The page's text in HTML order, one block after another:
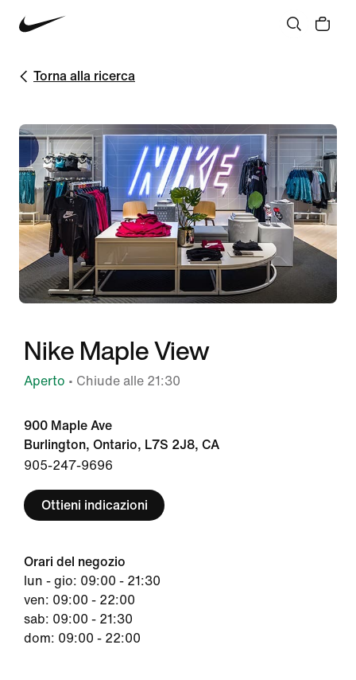
Torna alla ricerca
Nike Maple View
Aperto • Chiude alle 21:30
900 Maple Ave
Burlington, Ontario, L7S 2J8, CA
905-247-9696
Ottieni indicazioni
Orari del negozio
lun - gio: 09:00 - 21:30
ven: 09:00 - 22:00
sab: 09:00 - 21:30
dom: 09:00 - 22:00